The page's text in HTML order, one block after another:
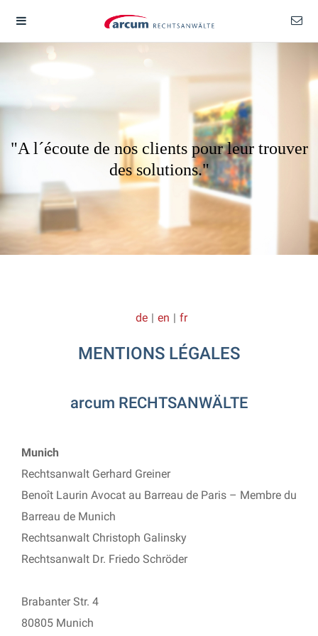
"A l´écoute de nos clients pour leur trouver
des solutions."
de | en | fr
MENTIONS LÉGALES
arcum RECHTSANWÄLTE
Munich
Rechtsanwalt Gerhard Greiner
Benoît Laurin Avocat au Barreau de Paris – Membre du
Barreau de Munich
Rechtsanwalt Christoph Galinsky
Rechtsanwalt Dr. Friedo Schröder
Brabanter Str. 4
80805 Munich